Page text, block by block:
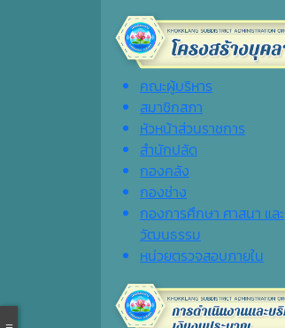
คณะผู้บริหาร
สมาชิกสภา
หัวหน้าส่วนราชการ
สำนักปลัด
กองคลัง
กองช่าง
กองการศึกษา ศาสนา และ
วัฒนธรรม
หน่วยตรวจสอบภายใน